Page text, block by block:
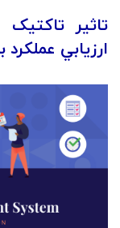
تاثير
ارزيابي